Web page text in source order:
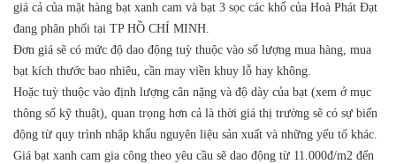
giá cả của mặt hàng bạt xanh cam và bạt 3 sọc các khổ của Hoà Phát Đạt
đang phân phối tại TP HỒ CHÍ MINH.
Đơn giá sẽ có mức độ dao động tuỳ thuộc vào số lượng mua hàng, mua
bạt kích thước bao nhiêu, cần may viền khuy lỗ hay không.
Hoặc tuỳ thuộc vào định lượng cân nặng và độ dày của bạt (xem ở mục
thông số kỹ thuật), quan trọng hơn cả là thời giá thị trường sẽ có sự biến
động từ quy trình nhập khẩu nguyên liệu sản xuất và những yếu tố khác.
Giá bạt xanh cam gia công theo yêu cầu sẽ dao động từ 11.000đ/m2 đến